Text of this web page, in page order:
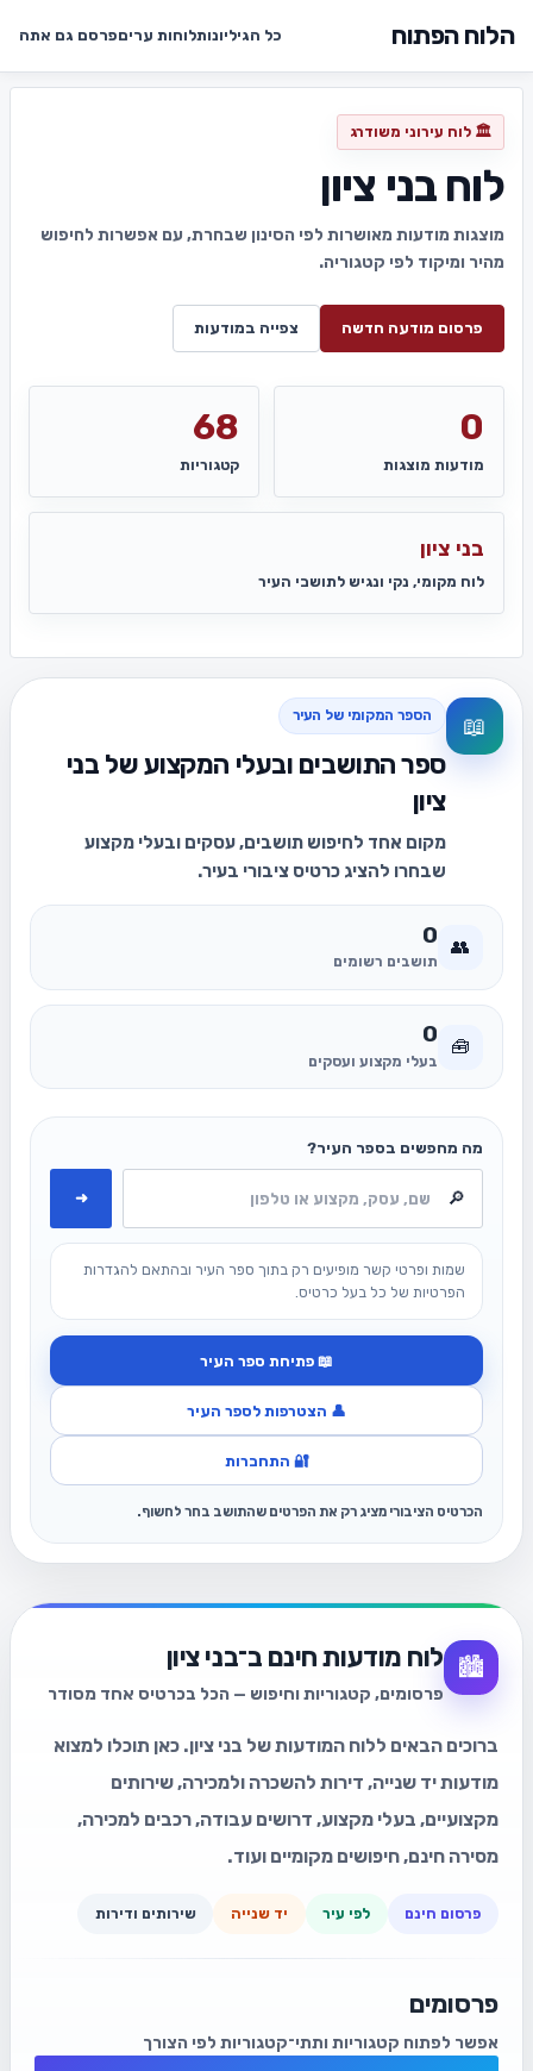
הלוח הפתוח כל הגיליונותלוחות עריםפרסם גם אתה
🏛️ לוח עירוני משודרג
לוח בני ציון
מוצגות מודעות מאושרות לפי הסינון שבחרת, עם אפשרות לחיפוש
מהיר ומיקוד לפי קטגוריה.
פרסום מודעה חדשה צפייה במודעות
0
מודעות מוצגות
68
קטגוריות
בני ציון
לוח מקומי, נקי ונגיש לתושבי העיר
📖 הספר המקומי של העיר
ספר התושבים ובעלי המקצוע של בני
ציון
מקום אחד לחיפוש תושבים, עסקים ובעלי מקצוע
שבחרו להציג כרטיס ציבורי בעיר.
👥
0
תושבים רשומים
🧰
0
בעלי מקצוע ועסקים
מה מחפשים בספר העיר?
➜
שמות ופרטי קשר מופיעים רק בתוך ספר העיר ובהתאם להגדרות
הפרטיות של כל בעל כרטיס.
📖 פתיחת ספר העיר
👤 הצטרפות לספר העיר
🔐 התחברות
הכרטיס הציבורי מציג רק את הפרטים שהתושב בחר לחשוף.
🏙️ לוח מודעות חינם ב־בני ציון
פרסומים, קטגוריות וחיפוש — הכל בכרטיס אחד מסודר
ברוכים הבאים ללוח המודעות של בני ציון. כאן תוכלו למצוא
מודעות יד שנייה, דירות להשכרה ולמכירה, שירותים
מקצועיים, בעלי מקצוע, דרושים עבודה, רכבים למכירה,
מסירה חינם, חיפושים מקומיים ועוד.
פרסום חינם לפי עיר יד שנייה שירותים ודירות
פרסומים
אפשר לפתוח קטגוריות ותתי־קטגוריות לפי הצורך